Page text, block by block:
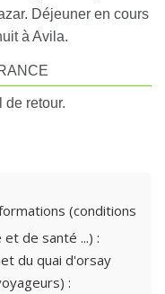
Déjeuner en cours
à Avila.
de retour.
(conditions
de santé ...) :
du quai d'orsay
: